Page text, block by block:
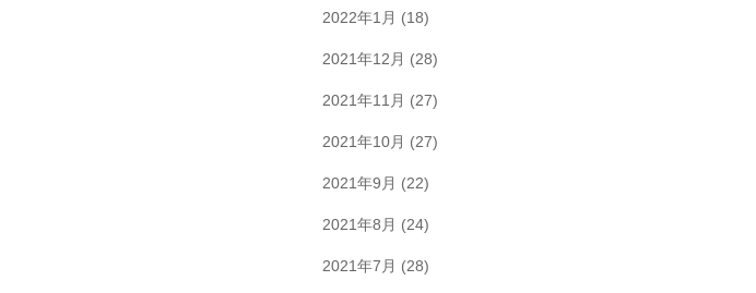
2022年1月 (18)
2021年12月 (28)
2021年11月 (27)
2021年10月 (27)
2021年9月 (22)
2021年8月 (24)
2021年7月 (28)